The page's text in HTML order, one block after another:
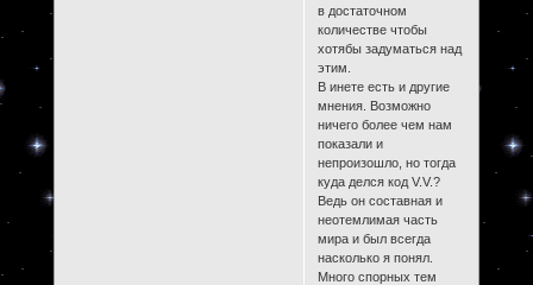
в достаточном
количестве чтобы
хотябы задуматься над
этим.
В инете есть и другие
мнения. Возможно
ничего более чем нам
показали и
непроизошло, но тогда
куда делся код V.V.?
Ведь он составная и
неотемлимая часть
мира и был всегда
насколько я понял.
Много спорных тем